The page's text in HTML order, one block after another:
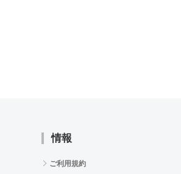
情報
ご利用規約